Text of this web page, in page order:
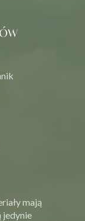
mają
jedynie